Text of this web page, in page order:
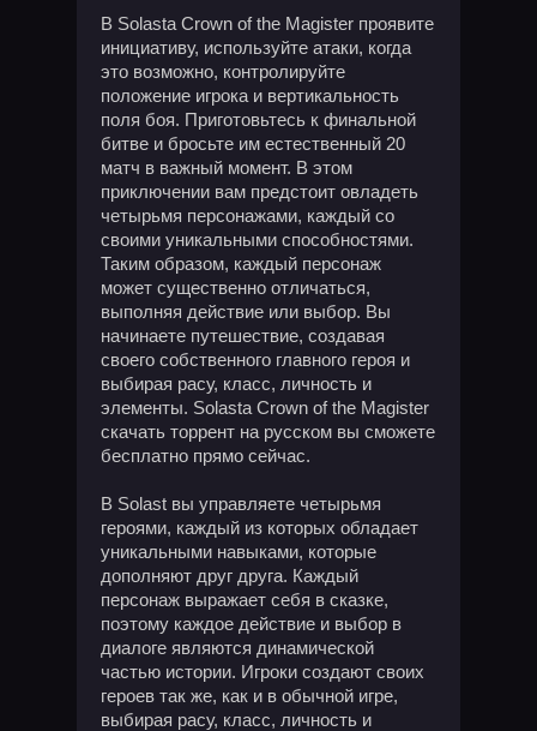
В Solasta Crown of the Magister проявите
инициативу, используйте атаки, когда
это возможно, контролируйте
положение игрока и вертикальность
поля боя. Приготовьтесь к финальной
битве и бросьте им естественный 20
матч в важный момент. В этом
приключении вам предстоит овладеть
четырьмя персонажами, каждый со
своими уникальными способностями.
Таким образом, каждый персонаж
может существенно отличаться,
выполняя действие или выбор. Вы
начинаете путешествие, создавая
своего собственного главного героя и
выбирая расу, класс, личность и
элементы. Solasta Crown of the Magister
скачать торрент на русском вы сможете
бесплатно прямо сейчас.
В Solast вы управляете четырьмя
героями, каждый из которых обладает
уникальными навыками, которые
дополняют друг друга. Каждый
персонаж выражает себя в сказке,
поэтому каждое действие и выбор в
диалоге являются динамической
частью истории. Игроки создают своих
героев так же, как и в обычной игре,
выбирая расу, класс, личность и